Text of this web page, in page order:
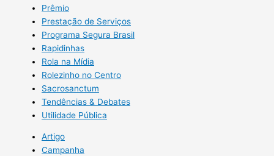
Prêmio
Prestação de Serviços
Programa Segura Brasil
Rapidinhas
Rola na Mídia
Rolezinho no Centro
Sacrosanctum
Tendências & Debates
Utilidade Pública
Artigo
Campanha